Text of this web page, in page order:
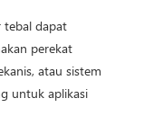
tebal dapat
perekat
atau sistem
untuk aplikasi